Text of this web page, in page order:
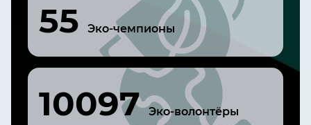
55 Эко-чемпионы
10097 Эко-волонтёры